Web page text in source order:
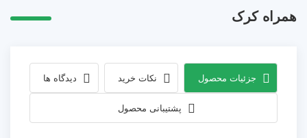
همراه کرک
جزئیات محصول نکات خرید دیدگاه ها
پشتیبانی محصول